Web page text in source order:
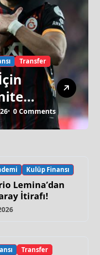
Transfer
0 Comments
Kulüp Finansı
Lemina’dan
İtirafı!
Transfer